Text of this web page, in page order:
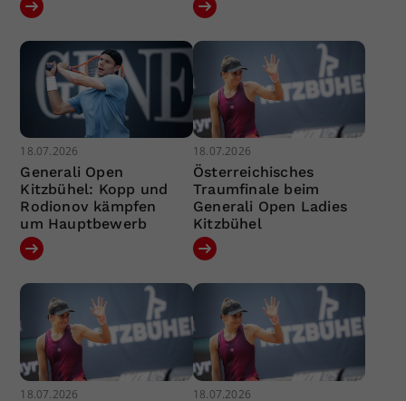
18.07.2026
Generali Open
Kitzbühel: Kopp und
Rodionov kämpfen
um Hauptbewerb
18.07.2026
Österreichisches
Traumfinale beim
Generali Open Ladies
Kitzbühel
18.07.2026 18.07.2026